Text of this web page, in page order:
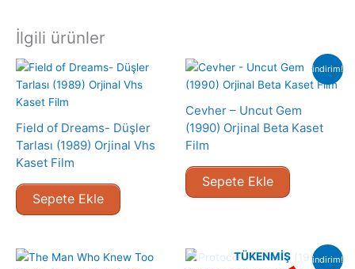
İlgili ürünler
Field of Dreams- Düşler
Tarlası (1989) Orjinal Vhs
Kaset Film
Sepete Ekle
indirim!
Cevher – Uncut Gem
(1990) Orjinal Beta Kaset
Film
Sepete Ekle
indirim!
TÜKENMIŞ